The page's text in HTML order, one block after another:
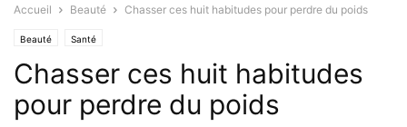
Accueil Beauté Chasser ces huit habitudes pour perdre du poids
Beauté Santé
Chasser ces huit habitudes
pour perdre du poids